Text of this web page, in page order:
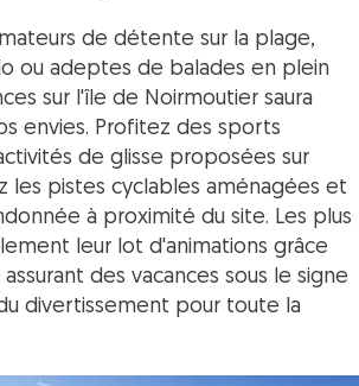
de détente sur la plage,
ou adeptes de balades en plein
sur l'île de Noirmoutier saura
envies. Profitez des sports
de glisse proposées sur
les pistes cyclables aménagées et
à proximité du site. Les plus
leur lot d'animations grâce
des vacances sous le signe
divertissement pour toute la